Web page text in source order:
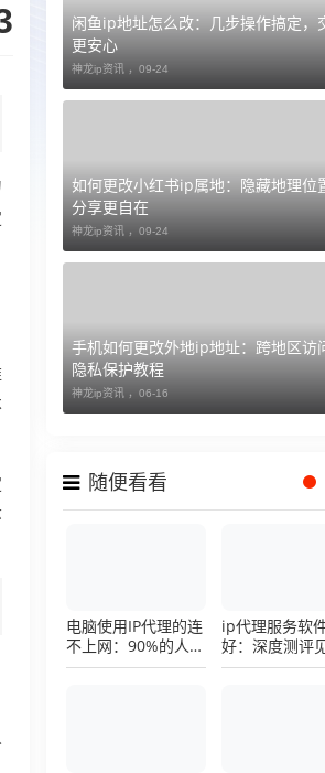
闲鱼ip地址怎么改：几步操作搞定，
更安心
神龙ip资讯 ， 09-24
如何更改小红书ip属地：隐藏地理位
分享更自在
神龙ip资讯 ， 09-24
手机如何更改外地ip地址：跨地区访
隐私保护教程
神龙ip资讯 ， 06-16
随便看看
电脑使用IP代理的连
不上网：90%的人踩
过这个坑，一招修复
ip代理服务软
好：深度测评
章，帮你把钱